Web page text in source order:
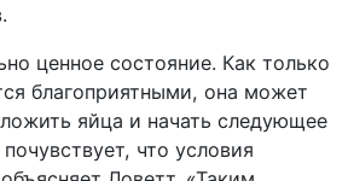
ценное состояние. Как только
благоприятными, она может
яйца и начать следующее
что условия